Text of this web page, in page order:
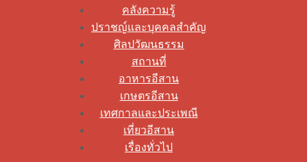
คลังความรู้
ปราชญ์และบุคคลสำคัญ
ศิลปวัฒนธรรม
สถานที่
อาหารอีสาน
เกษตรอีสาน
เทศกาลและประเพณี
เที่ยวอีสาน
เรื่องทั่วไป